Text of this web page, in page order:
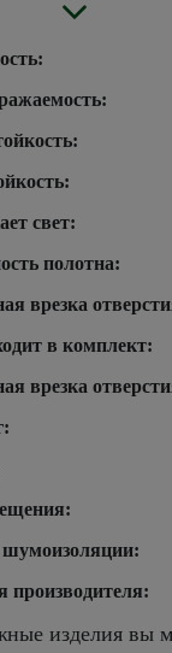
свет:
полотна:
врезка
в комплект:
врезка
шумоизоляции:
производителя:
изделия вы